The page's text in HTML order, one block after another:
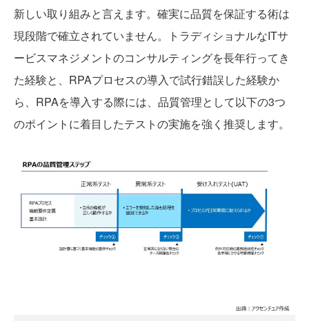
新しい取り組みと言えます。確実に品質を保証する術は
現段階で確立されていません。トラディショナルなITサ
ービスマネジメントのコンサルティングを長年行ってき
た経験と、RPAプロセスの導入で試行錯誤した経験か
ら、RPAを導入する際には、品質管理として以下の3つ
のポイントに着目したテストの実施を強く推奨します。